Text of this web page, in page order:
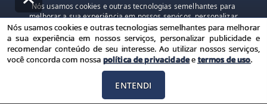
Nós usamos cookies e outras tecnologias semelhantes para
melhorar a sua experiência em nossos serviços, personalizar
publicidade e recomendar conteúdo de seu interesse. Ao utilizar
nossos serviços, você concorda com nossa política de privacidade e
termos de uso.
Política de Privacidade Termos de uso
Nós usamos cookies e outras tecnologias semelhantes para melhorar
a sua experiência em nossos serviços, personalizar publicidade e
recomendar conteúdo de seu interesse. Ao utilizar nossos serviços,
você concorda com nossa política de privacidadeetermos de uso.
ENTENDI